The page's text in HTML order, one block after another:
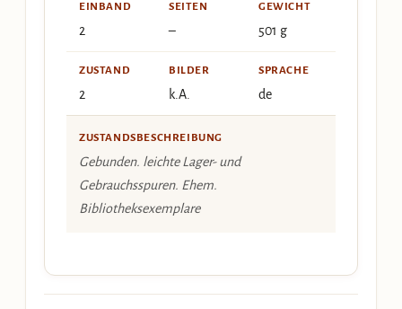
EINBAND
2
SEITEN
–
GEWICHT
501 g
ZUSTAND
2
BILDER
k.A.
SPRACHE
de
ZUSTANDSBESCHREIBUNG
Gebunden. leichte Lager- und
Gebrauchsspuren. Ehem.
Bibliotheksexemplare